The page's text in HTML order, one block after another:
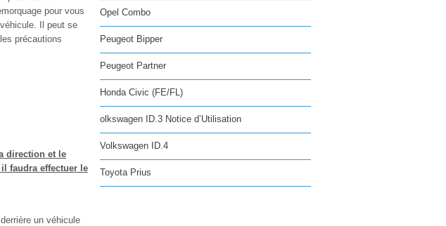
pour vous
Il peut se
précautions
direction et le
faudra effectuer le
un véhicule
Opel Combo
Peugeot Bipper
Peugeot Partner
Honda Civic (FE/FL)
olkswagen ID.3 Notice d’Utilisation
Volkswagen ID.4
Toyota Prius